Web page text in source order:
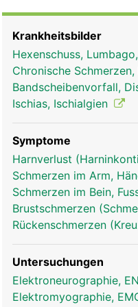
sich von der
Dabei versorgt jedes
einerseits über
Druck, etc.) aus dem
die Bewegungsimpulse
eine heisse Herdplatte,
worauf das Hirn den
Hand wird zurück
Krankheitsbilder
Hexenschuss,
Chronische
Bandscheibenvorfall,
Ischias, Ischialgien
Symptome
Harnverlust
Schmerzen im Arm,
Schmerzen im Bein,
Brustschmerzen
Rückenschmerzen
Untersuchungen
Elektroneurographie,
Elektromyographie,